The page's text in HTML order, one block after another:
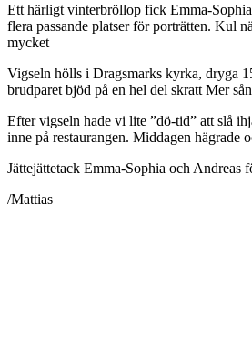
Ett härligt vinterbröllop fick Emma-
flera passande platser för porträtten. Kul
mycket
Vigseln hölls i Dragsmarks kyrka, dryga
brudparet bjöd på en hel del skratt Mer
Efter vigseln hade vi lite ”dö-tid” att slå
inne på restaurangen. Middagen hägrade
Jättejättetack Emma-Sophia och Andreas
/Mattias